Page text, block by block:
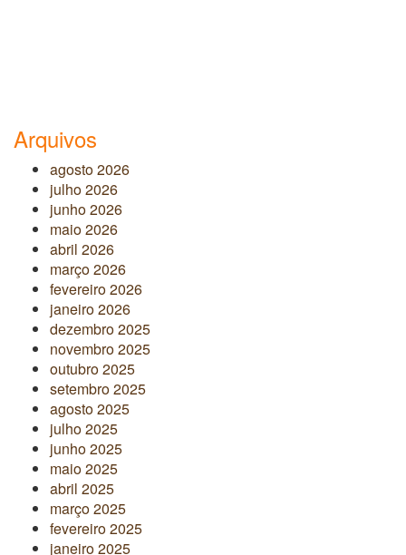
Arquivos
agosto 2026
julho 2026
junho 2026
maio 2026
abril 2026
março 2026
fevereiro 2026
janeiro 2026
dezembro 2025
novembro 2025
outubro 2025
setembro 2025
agosto 2025
julho 2025
junho 2025
maio 2025
abril 2025
março 2025
fevereiro 2025
janeiro 2025